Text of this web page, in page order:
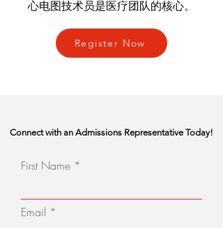
心电图技术员是医疗团队的核心。
Register Now
Connect with an Admissions Representative Today!
First Name
Email